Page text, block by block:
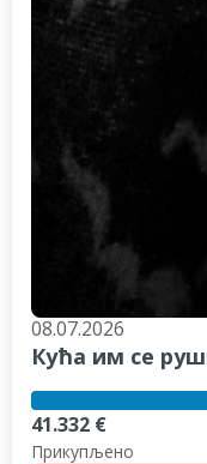
08.07.2026
Кућа им се
41.332 €
Прикупљено